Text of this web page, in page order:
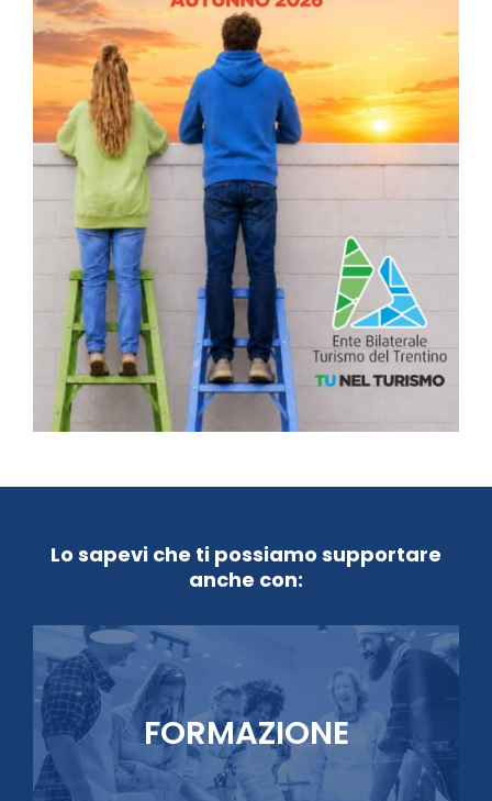
Lo sapevi che ti possiamo supportare
anche con:
FORMAZIONE